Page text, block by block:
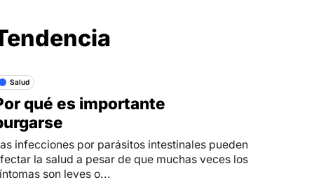
Salud
qué es importante
infecciones por parásitos intestinales pueden
la salud a pesar de que muchas veces los
son leves o...